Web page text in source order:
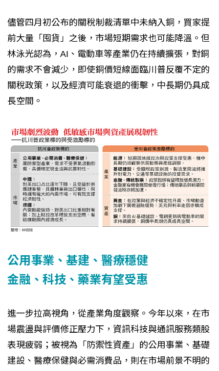
儘管四月初公布的關稅制裁清單中未納入銅，買家提
前大量「囤貨」之後，市場短期需求也可能降溫。但
林泳光認為，AI、電動車等產業仍在持續擴張，對銅
的需求不會減少，即使銅價短線面臨川普反覆不定的
關稅政策，以及經濟可能衰退的衝擊，中長期仍具成
長空間。
公用事業、基建、醫療穩健
金融、科技、藥業有望受惠
進一步拉高視角，從產業角度觀察。今年以來，在市
場震盪與評價修正壓力下，資訊科技與通訊服務類股
表現疲弱；被視為「防禦性資產」的公用事業、基礎
建設、醫療保健與必需消費品，則在市場前景不明的